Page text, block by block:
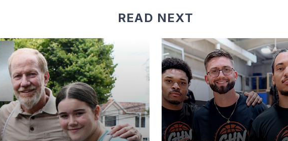
READ NEXT